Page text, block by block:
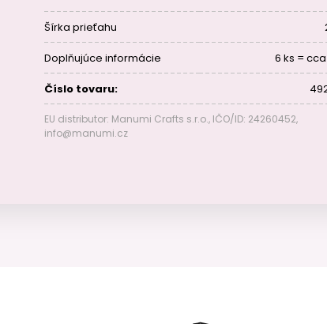
Šírka prieťahu
Doplňujúce informácie 6 ks =
Číslo tovaru:
EU distributor: Manumi Crafts s.r.o., IČO/ID: 24260452,
info@manumi.cz